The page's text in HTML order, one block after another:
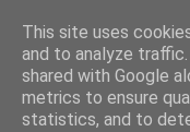
This site uses
and to analyze
shared with Google
metrics to ensure
statistics, and to